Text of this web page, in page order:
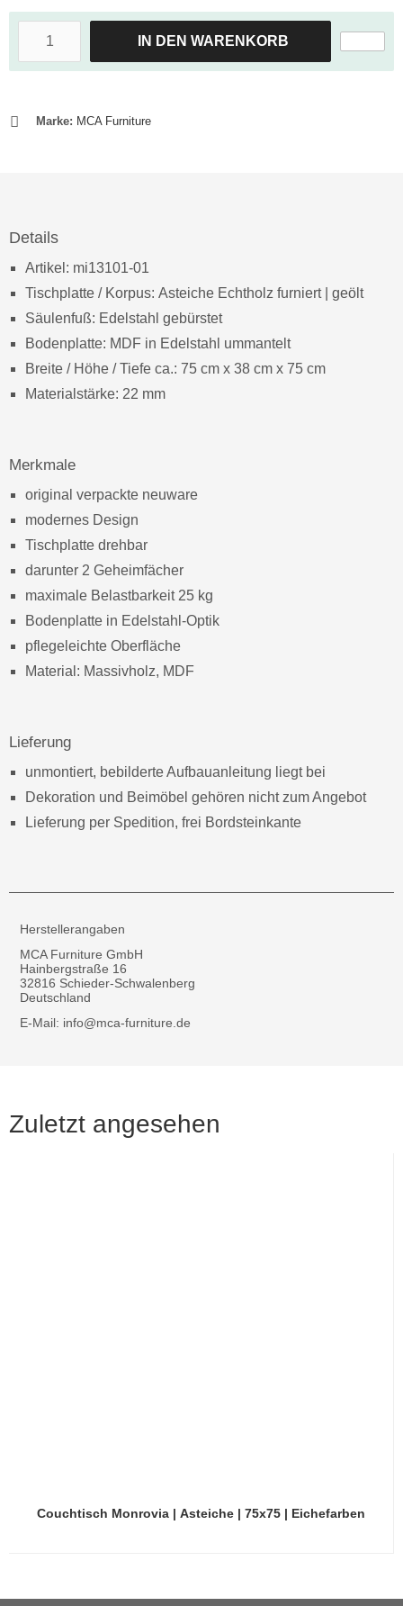
IN DEN WARENKORB
Marke: MCA Furniture
Details
Artikel: mi13101-01
Tischplatte / Korpus: Asteiche Echtholz furniert | geölt
Säulenfuß: Edelstahl gebürstet
Bodenplatte: MDF in Edelstahl ummantelt
Breite / Höhe / Tiefe ca.: 75 cm x 38 cm x 75 cm
Materialstärke: 22 mm
Merkmale
original verpackte neuware
modernes Design
Tischplatte drehbar
darunter 2 Geheimfächer
maximale Belastbarkeit 25 kg
Bodenplatte in Edelstahl-Optik
pflegeleichte Oberfläche
Material: Massivholz, MDF
Lieferung
unmontiert, bebilderte Aufbauanleitung liegt bei
Dekoration und Beimöbel gehören nicht zum Angebot
Lieferung per Spedition, frei Bordsteinkante
Herstellerangaben
MCA Furniture GmbH
Hainbergstraße 16
32816 Schieder-Schwalenberg
Deutschland
E-Mail: info@mca-furniture.de
Zuletzt angesehen
Couchtisch Monrovia | Asteiche | 75x75 | Eichefarben